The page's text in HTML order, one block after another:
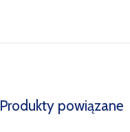
Produkty powiązane